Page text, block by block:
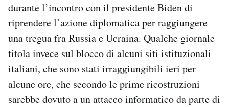
CALENDARIO
AREA PERSONALE
Area Personale
Newsletter
Notifiche mobile
durante l’incontro con il presidente Biden di
riprendere l’azione diplomatica per raggiungere
una tregua fra Russia e Ucraina. Qualche giornale
titola invece sul blocco di alcuni siti istituzionali
italiani, che sono stati irraggiungibili ieri per
alcune ore, che secondo le prime ricostruzioni
sarebbe dovuto a un attacco informatico da parte di